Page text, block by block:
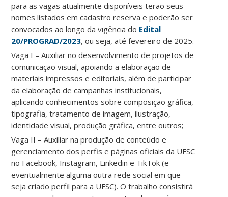
para as vagas atualmente disponíveis terão seus
nomes listados em cadastro reserva e poderão ser
convocados ao longo da vigência do Edital
20/PROGRAD/2023, ou seja, até fevereiro de 2025.
Vaga I – Auxiliar no desenvolvimento de projetos de
comunicação visual, apoiando a elaboração de
materiais impressos e editoriais, além de participar
da elaboração de campanhas institucionais,
aplicando conhecimentos sobre composição gráfica,
tipografia, tratamento de imagem, ilustração,
identidade visual, produção gráfica, entre outros;
Vaga II – Auxiliar na produção de conteúdo e
gerenciamento dos perfis e páginas oficiais da UFSC
no Facebook, Instagram, Linkedin e TikTok (e
eventualmente alguma outra rede social em que
seja criado perfil para a UFSC). O trabalho consistirá